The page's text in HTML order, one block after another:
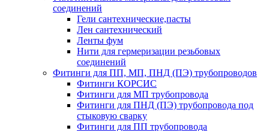
соединений
Гели сантехнические,пасты
Лен сантехнический
Ленты фум
Нити для гермеризации резьбовых
соединений
Фитинги для ПП, МП, ПНД (ПЭ) трубопроводов
Фитинги КОРСИС
Фитинги для МП трубопровода
Фитинги для ПНД (ПЭ) трубопровода под
стыковую сварку
Фитинги для ПП трубопровода